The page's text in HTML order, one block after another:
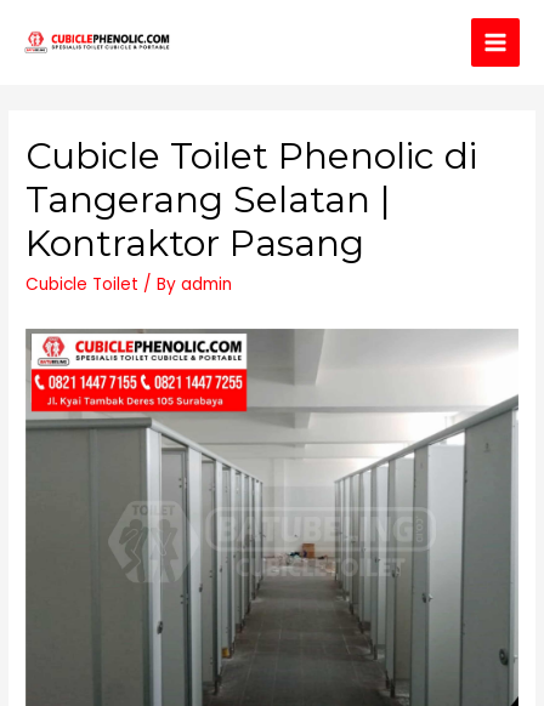
Main
Cubicle Toilet Phenolic di
Tangerang Selatan |
Kontraktor Pasang
Cubicle Toilet / Byadmin